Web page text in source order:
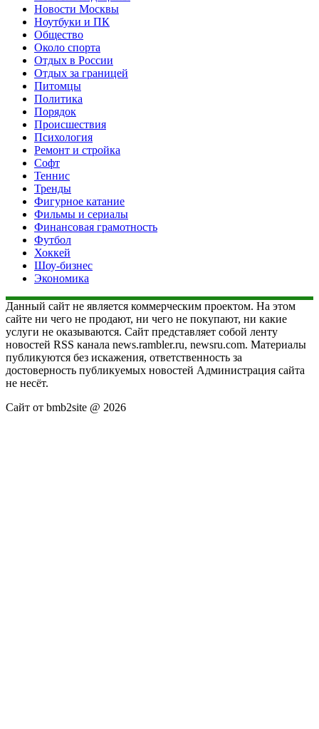
Новости Москвы
Ноутбуки и ПК
Общество
Около спорта
Отдых в России
Отдых за границей
Питомцы
Политика
Порядок
Происшествия
Психология
Ремонт и стройка
Софт
Теннис
Тренды
Фигурное катание
Фильмы и сериалы
Финансовая грамотность
Футбол
Хоккей
Шоу-бизнес
Экономика
Данный сайт не является коммерческим проектом. На этом
сайте ни чего не продают, ни чего не покупают, ни какие
услуги не оказываются. Сайт представляет собой ленту
новостей RSS канала news.rambler.ru, newsru.com. Материалы
публикуются без искажения, ответственность за
достоверность публикуемых новостей Администрация сайта
не несёт.
Сайт от bmb2site @ 2026